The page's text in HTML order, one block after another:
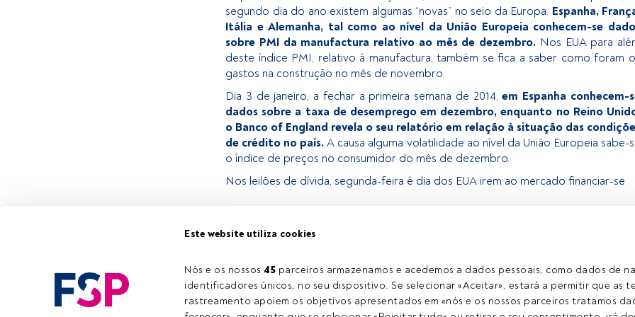
Este website utiliza cookies
Nós e os nossos 45 parceiros armazenamos e acedemos a dados pessoais, como dados de
identificadores únicos, no seu dispositivo. Se selecionar «Aceitar», estará a permitir que as
rastreamento apoiem os objetivos apresentados em «nós e os nossos parceiros tratamos
segundo dia do ano existem algumas “novas” no seio da Europa. Espanha,
Itália e Alemanha, tal como ao nível da União Europeia conhecem-se
sobre PMI da manufactura relativo ao mês de dezembro. Nos EUA para
deste índice PMI, relativo à manufactura, também se fica a saber como foram
gastos na construção no mês de novembro.
Dia 3 de janeiro, a fechar a primeira semana de 2014,em Espanha conhecem-
dados sobre a taxa de desemprego em dezembro, enquanto no Reino
o Banco of England revela o seu relatório em relação à situação das
de crédito no país. A causa alguma volatilidade ao nível da União Europeia sabe-
o índice de preços no consumidor do mês de dezembro.
Nos leilões de dívida, segunda-feira é dia dos EUA irem ao mercado financiar-se
Este é um artigo exclusivo para os utilizadores registados da FundsPeople. Se já
convidamo-lo a registar-se e a desfrutar de todo o universo que a FundsPeople
oferece.
Aceder a Fundspeople